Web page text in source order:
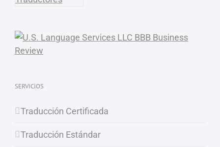
SERVICIOS
Traducción Certificada
Traducción Estándar